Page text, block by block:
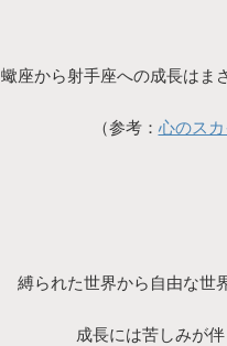
蠍座から射手座への成長はま
（参考： 心のス
縛られた世界から自由な世
成長には苦しみが伴